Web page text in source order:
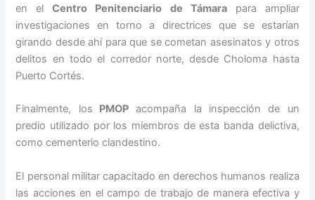
en elCentro Penitenciario de Támarapara ampliar
investigaciones en torno a directrices que se estarían
girando desde ahí para que se cometan asesinatos y otros
delitos en todo el corredor norte, desde Choloma hasta
Puerto Cortés.
Finalmente, los PMOP acompaña la inspección de un
predio utilizado por los miembros de esta banda delictiva,
como cementerio clandestino.
El personal militar capacitado en derechos humanos realiza
las acciones en el campo de trabajo de manera efectiva y